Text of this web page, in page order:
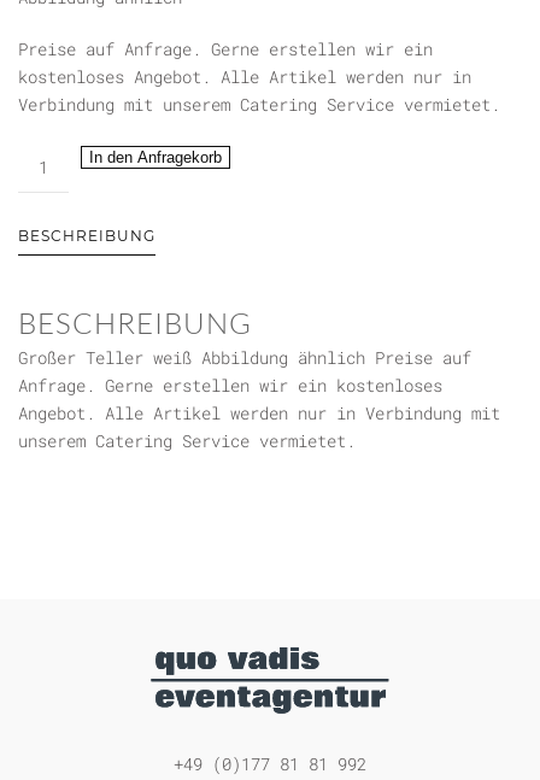
Preise auf Anfrage. Gerne erstellen wir ein
kostenloses Angebot. Alle Artikel werden nur in
Verbindung mit unserem Catering Service vermietet.
Menge
In den Anfragekorb
BESCHREIBUNG
BESCHREIBUNG
Großer Teller weiß Abbildung ähnlich Preise auf
Anfrage. Gerne erstellen wir ein kostenloses
Angebot. Alle Artikel werden nur in Verbindung mit
unserem Catering Service vermietet.
+49 (0)177 81 81 992